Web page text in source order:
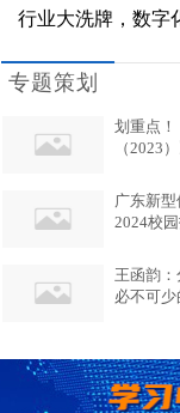
行业大洗牌，数字
专题策划
划重点
（2023）
广东新
2024校
王函韵
必不可